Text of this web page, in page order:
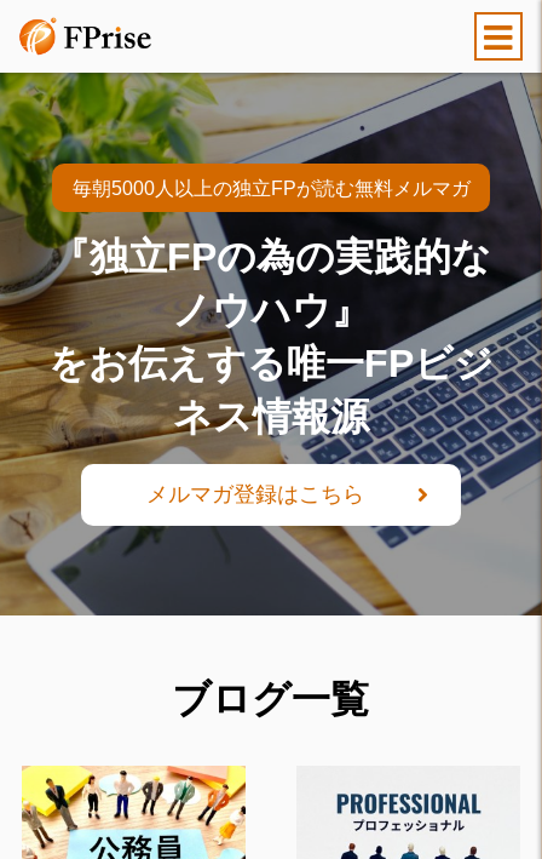
毎朝5000人以上の独立FPが読む無料メルマガ
『独立FPの為の実践的な
ノウハウ』
をお伝えする唯一FPビジ
ネス情報源
メルマガ登録はこちら
ブログ一覧